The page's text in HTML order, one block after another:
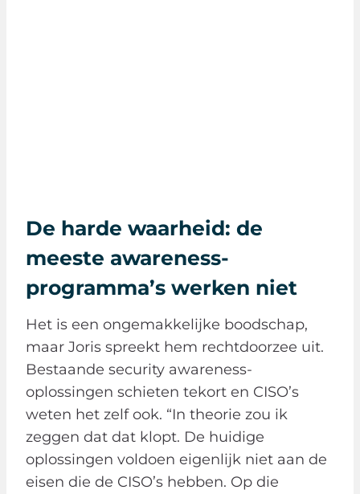
De harde waarheid: de
meeste awareness-
programma’s werken niet
Het is een ongemakkelijke boodschap,
maar Joris spreekt hem rechtdoorzee uit.
Bestaande security awareness-
oplossingen schieten tekort en CISO’s
weten het zelf ook. “In theorie zou ik
zeggen dat dat klopt. De huidige
oplossingen voldoen eigenlijk niet aan de
eisen die de CISO’s hebben. Op die